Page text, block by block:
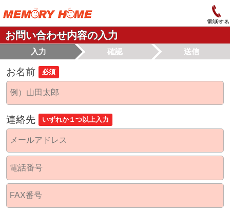
電話する
お問い合わせ内容の入力
入力 確認 送信
お名前 必須
連絡先 いずれか１つ以上入力